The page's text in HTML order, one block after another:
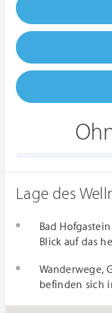
Lage des
Bad
Blick auf das
Wanderwege,
befinden sich